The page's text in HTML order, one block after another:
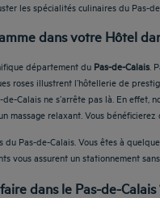
les spécialités culinaires du Pas-
dans votre Hôtel
département du Pas-de-Calais.
roses illustrent l’hôtellerie de
Calais ne s’arrête pas là. En effet,
massage relaxant. Vous
Pas-de-Calais. Vous êtes à
vous assurent un stationnement
dans le Pas-de-Calais